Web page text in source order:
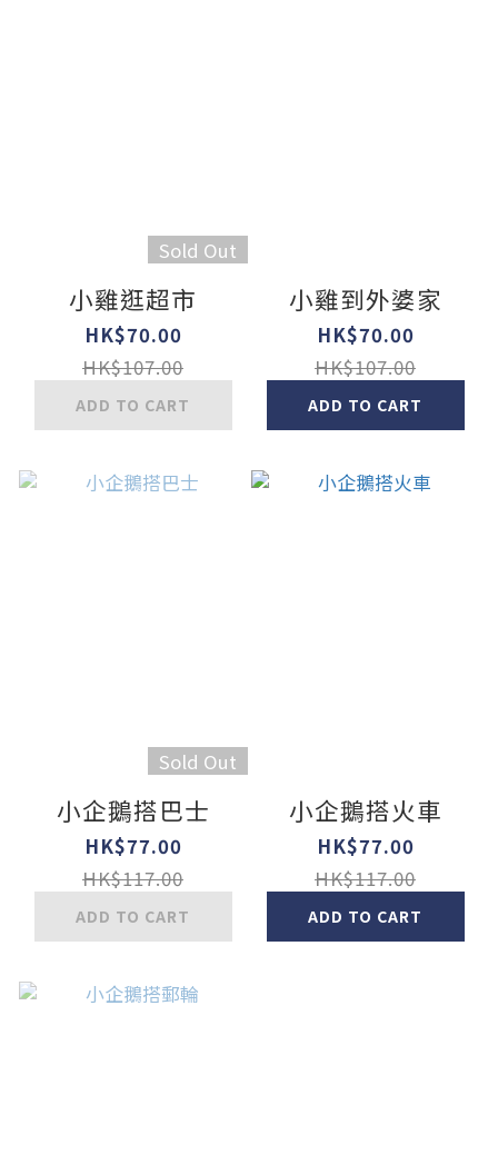
Sold Out
小雞逛超市
HK$70.00
HK$107.00
ADD TO CART
小雞到外婆家
HK$70.00
HK$107.00
ADD TO CART
Sold Out
小企鵝搭巴士
HK$77.00
HK$117.00
ADD TO CART
小企鵝搭火車
HK$77.00
HK$117.00
ADD TO CART